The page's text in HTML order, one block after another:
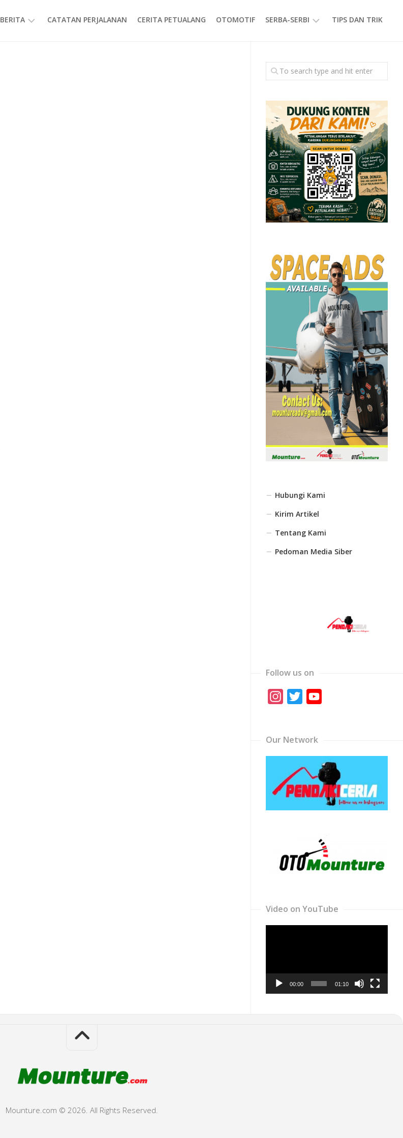
BERITA CATATAN PERJALANAN CERITA PETUALANG OTOMOTIF SERBA-SERBI
GAYA
HIDUP
TIPS DAN TRIK
Hubungi Kami
Kirim Artikel
Tentang Kami
Pedoman Media Siber
Follow us on
Instagram
Twitter
Our Network
Video on YouTube
00:00 01:10
Mounture.com © 2026. All Rights Reserved.